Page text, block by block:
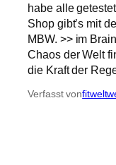
habe alle
Shop gibt’s mit
MBW. >> im
Chaos der Welt
die Kraft der
Verfasst von